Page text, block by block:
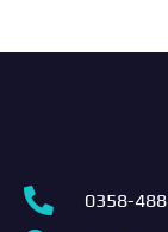
0358-